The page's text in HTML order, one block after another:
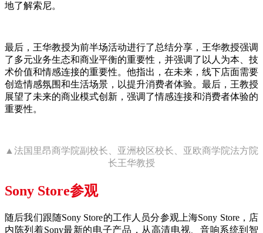
地了解索尼。
最后，王华教授为前半场活动进行了总结分享，王华教授强调
了多元业务生态和商业平衡的重要性，并强调了以人为本、技
术价值和情感连接的重要性。他指出，在未来，线下店面需要
创造情感氛围和生活场景，以提升消费者体验。最后，王教授
展望了未来的商业模式创新，强调了情感连接和消费者体验的
重要性。
▲法国里昂商学院副校长、亚洲校区校长、亚欧商学院法方院
长王华教授
Sony Store参观
随后我们跟随Sony Store的工作人员分参观上海Sony Store，店
内陈列着Sony最新的电子产品，从高清电视、音响系统到智